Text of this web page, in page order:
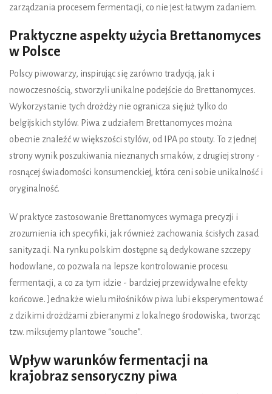
zarządzania procesem fermentacji, co nie jest łatwym zadaniem.
Praktyczne aspekty użycia Brettanomyces
w Polsce
Polscy piwowarzy, inspirując się zarówno tradycją, jak i
nowoczesnością, stworzyli unikalne podejście do Brettanomyces.
Wykorzystanie tych drożdży nie ogranicza się już tylko do
belgijskich stylów. Piwa z udziałem Brettanomyces można
obecnie znaleźć w większości stylów, od IPA po stouty. To z jednej
strony wynik poszukiwania nieznanych smaków, z drugiej strony -
rosnącej świadomości konsumenckiej, która ceni sobie unikalność i
oryginalność.
W praktyce zastosowanie Brettanomyces wymaga precyzji i
zrozumienia ich specyfiki, jak również zachowania ścisłych zasad
sanityzacji. Na rynku polskim dostępne są dedykowane szczepy
hodowlane, co pozwala na lepsze kontrolowanie procesu
fermentacji, a co za tym idzie - bardziej przewidywalne efekty
końcowe. Jednakże wielu miłośników piwa lubi eksperymentować
z dzikimi drożdżami zbieranymi z lokalnego środowiska, tworząc
tzw. miksujemy plantowe “souche”.
Wpływ warunków fermentacji na
krajobraz sensoryczny piwa